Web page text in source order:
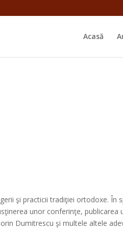
Acasă
şi practicii tradiţiei ortodoxe. În
unor conferinţe,
Dumitrescu şi multele altele